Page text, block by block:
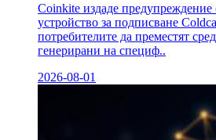
Coinkite издаде предупреждение
устройство за подписване
потребителите да преместят
генерирани на специф..
2026-08-01